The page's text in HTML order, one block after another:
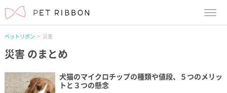
ペットリボン 災害
災害 のまとめ
犬猫のマイクロチップの種類や値段、５つのメリッ
トと３つの懸念